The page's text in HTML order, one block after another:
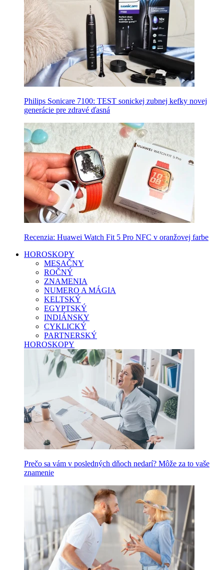
Philips Sonicare 7100: TEST sonickej zubnej kefky novej
generácie pre zdravé ďasná
Recenzia: Huawei Watch Fit 5 Pro NFC v oranžovej farbe
HOROSKOPY
MESAČNY
ROČNÝ
ZNAMENIA
NUMERO A MÁGIA
KELTSKÝ
EGYPTSKÝ
INDIÁNSKY
CYKLICKÝ
PARTNERSKÝ
HOROSKOPY
Prečo sa vám v posledných dňoch nedarí? Môže za to vaše
znamenie